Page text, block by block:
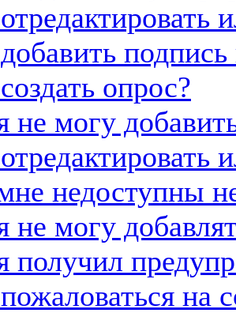
опрос?
не могу
недоступны
не могу
получил
на